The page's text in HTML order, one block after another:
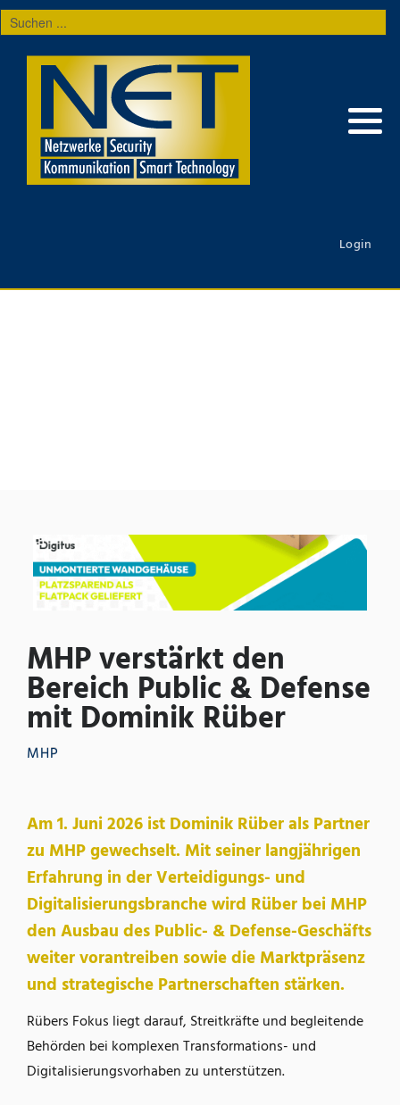
Suchen
...
Login
MHP verstärkt den
Bereich Public & Defense
mit Dominik Rüber
MHP
Am 1. Juni 2026 ist Dominik Rüber als Partner
zu MHP gewechselt. Mit seiner langjährigen
Erfahrung in der Verteidigungs- und
Digitalisierungsbranche wird Rüber bei MHP
den Ausbau des Public- & Defense-Geschäfts
weiter vorantreiben sowie die Marktpräsenz
und strategische Partnerschaften stärken.
Rübers Fokus liegt darauf, Streitkräfte und begleitende
Behörden bei komplexen Transformations- und
Digitalisierungsvorhaben zu unterstützen.